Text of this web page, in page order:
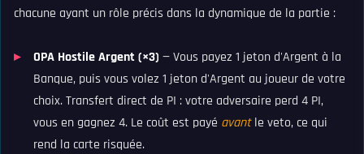
chacune ayant un rôle précis dans la dynamique de la partie :
OPA Hostile Argent (×3) — Vous payez 1 jeton d'Argent à la
Banque, puis vous volez 1 jeton d'Argent au joueur de votre
choix. Transfert direct de PI : votre adversaire perd 4 PI,
vous en gagnez 4. Le coût est payé avantle veto, ce qui
rend la carte risquée.